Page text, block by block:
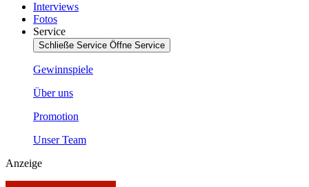
Interviews
Fotos
Service
Schließe Service Öffne Service
Gewinnspiele
Über uns
Promotion
Unser Team
Anzeige